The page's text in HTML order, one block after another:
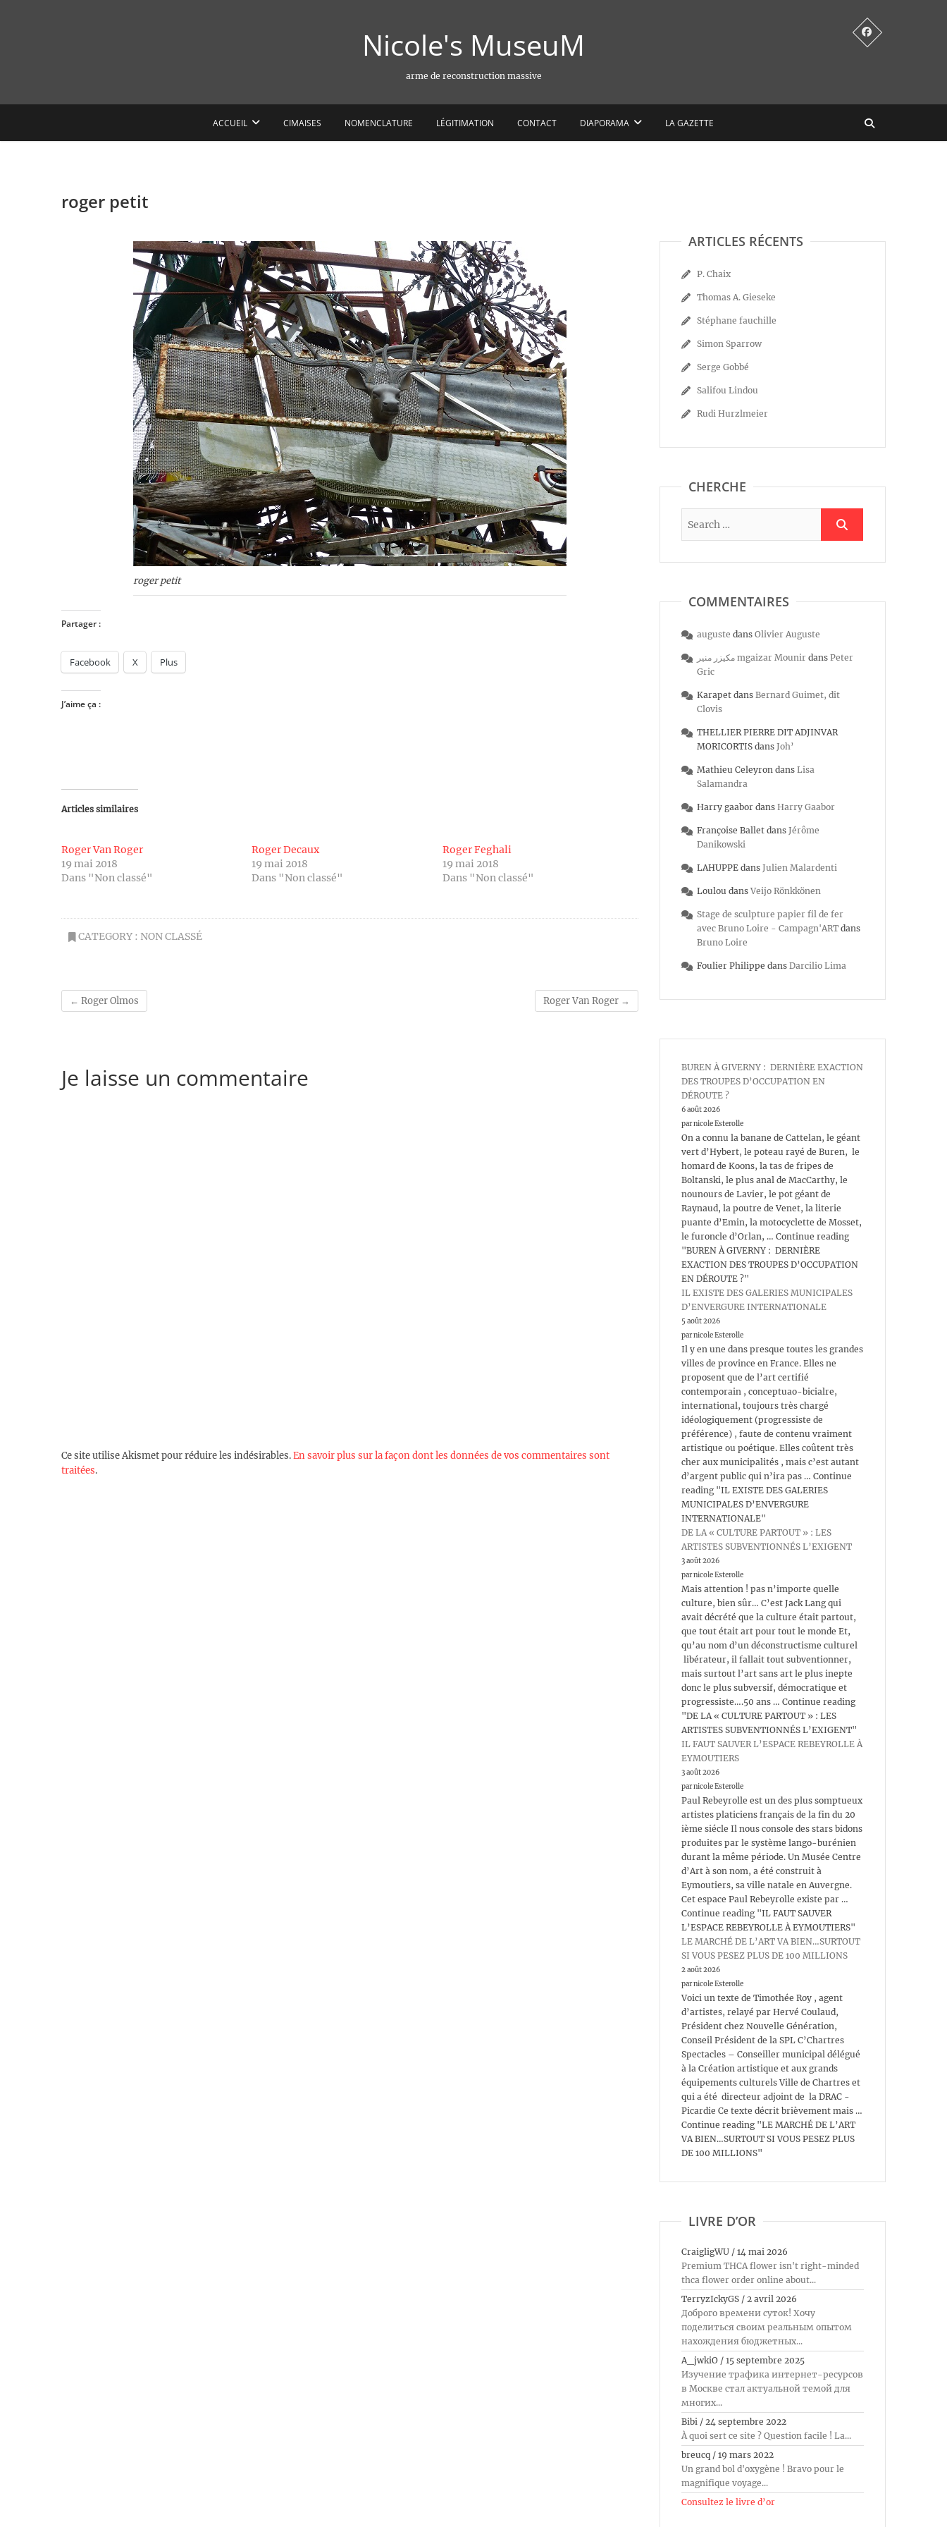
Nicole's MuseuM
arme de reconstruction massive
ACCUEIL CIMAISES NOMENCLATURE LÉGITIMATION CONTACT DIAPORAMA LA GAZETTE
roger petit
roger petit
Partager :
Facebook X Plus
J’aime ça :
Articles similaires
Roger Van Roger
19 mai 2018
Dans "Non classé"
Roger Decaux
19 mai 2018
Dans "Non classé"
Roger Feghali
19 mai 2018
Dans "Non classé"
CATEGORY : NON CLASSÉ
← Roger Olmos Roger Van Roger →
Je laisse un commentaire
Ce site utilise Akismet pour réduire les indésirables.En savoir plus sur la façon dont les données de vos commentaires sont
traitées.
ARTICLES RÉCENTS
P. Chaix
Thomas A. Gieseke
Stéphane fauchille
Simon Sparrow
Serge Gobbé
Salifou Lindou
Rudi Hurzlmeier
CHERCHE
COMMENTAIRES
auguste dans Olivier Auguste
مكيزر منير mgaizar Mounir dans Peter
Gric
Karapet dans Bernard Guimet, dit
Clovis
THELLIER PIERRE DIT ADJINVAR
MORICORTIS dans Joh’
Mathieu Celeyron dans Lisa
Salamandra
Harry gaabor dans Harry Gaabor
Françoise Ballet dans Jérôme
Danikowski
LAHUPPE dans Julien Malardenti
Loulou dans Veijo Rönkkönen
Stage de sculpture papier fil de fer
avec Bruno Loire - Campagn'ART dans
Bruno Loire
Foulier Philippe dans Darcilio Lima
BUREN À GIVERNY : DERNIÈRE EXACTION
DES TROUPES D’OCCUPATION EN
DÉROUTE ?
6 août 2026
par nicole Esterolle
On a connu la banane de Cattelan, le géant
vert d’Hybert, le poteau rayé de Buren, le
homard de Koons, la tas de fripes de
Boltanski, le plus anal de MacCarthy, le
nounours de Lavier, le pot géant de
Raynaud, la poutre de Venet, la literie
puante d’Emin, la motocyclette de Mosset,
le furoncle d’Orlan, … Continue reading
"BUREN À GIVERNY : DERNIÈRE
EXACTION DES TROUPES D’OCCUPATION
EN DÉROUTE ?"
IL EXISTE DES GALERIES MUNICIPALES
D’ENVERGURE INTERNATIONALE
5 août 2026
par nicole Esterolle
Il y en une dans presque toutes les grandes
villes de province en France. Elles ne
proposent que de l’art certifié
contemporain , conceptuao-bicialre,
international, toujours très chargé
idéologiquement (progressiste de
préférence) , faute de contenu vraiment
artistique ou poétique. Elles coûtent très
cher aux municipalités , mais c’est autant
d’argent public qui n’ira pas … Continue
reading "IL EXISTE DES GALERIES
MUNICIPALES D’ENVERGURE
INTERNATIONALE"
DE LA « CULTURE PARTOUT » : LES
ARTISTES SUBVENTIONNÉS L’EXIGENT
3 août 2026
par nicole Esterolle
Mais attention ! pas n’importe quelle
culture, bien sûr… C’est Jack Lang qui
avait décrété que la culture était partout,
que tout était art pour tout le monde Et,
qu’au nom d’un déconstructisme culturel
libérateur, il fallait tout subventionner,
mais surtout l’art sans art le plus inepte
donc le plus subversif, démocratique et
progressiste….50 ans … Continue reading
"DE LA « CULTURE PARTOUT » : LES
ARTISTES SUBVENTIONNÉS L’EXIGENT"
IL FAUT SAUVER L’ESPACE REBEYROLLE À
EYMOUTIERS
3 août 2026
par nicole Esterolle
Paul Rebeyrolle est un des plus somptueux
artistes platiciens français de la fin du 20
ième siécle Il nous console des stars bidons
produites par le système lango-burénien
durant la même période. Un Musée Centre
d’Art à son nom, a été construit à
Eymoutiers, sa ville natale en Auvergne.
Cet espace Paul Rebeyrolle existe par …
Continue reading "IL FAUT SAUVER
L’ESPACE REBEYROLLE À EYMOUTIERS"
LE MARCHÉ DE L’ART VA BIEN…SURTOUT
SI VOUS PESEZ PLUS DE 100 MILLIONS
2 août 2026
par nicole Esterolle
Voici un texte de Timothée Roy , agent
d’artistes, relayé par Hervé Coulaud,
Président chez Nouvelle Génération,
Conseil Président de la SPL C’Chartres
Spectacles – Conseiller municipal délégué
à la Création artistique et aux grands
équipements culturels Ville de Chartres et
qui a été directeur adjoint de la DRAC -
Picardie Ce texte décrit brièvement mais …
Continue reading "LE MARCHÉ DE L’ART
VA BIEN…SURTOUT SI VOUS PESEZ PLUS
DE 100 MILLIONS"
LIVRE D’OR
CraigligWU / 14 mai 2026
Premium THCA flower isn't right-minded
thca flower order online about...
TerryzIckyGS / 2 avril 2026
Доброго времени суток! Хочу
поделиться своим реальным опытом
нахождения бюджетных...
A_jwkiO / 15 septembre 2025
Изучение трафика интернет-ресурсов
в Москве стал актуальной темой для
многих...
Bibi / 24 septembre 2022
À quoi sert ce site ? Question facile ! La...
breucq / 19 mars 2022
Un grand bol d'oxygène ! Bravo pour le
magnifique voyage...
Consultez le livre d’or